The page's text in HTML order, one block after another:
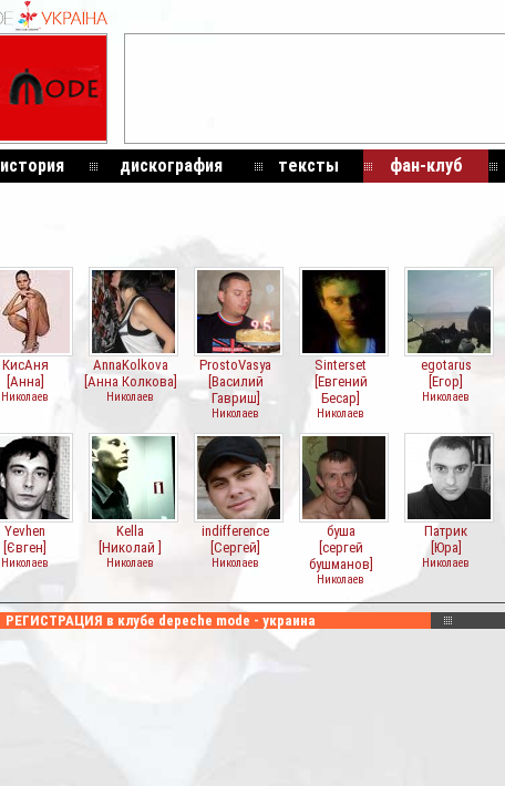
история дискография тексты фан-клуб
КисАня
[Анна]
Николаев
AnnaKolkova
[Анна Колкова]
Николаев
ProstoVasya
[Василий
Гавриш]
Николаев
Sinterset
[Евгений
Бесар]
Николаев
egotarus
[Егор]
Николаев
Yevhen
[Євген]
Николаев
Kella
[Николай ]
Николаев
indifference
[Сергей]
Николаев
буша
[сергей
бушманов]
Николаев
Патрик
[Юра]
Николаев
РЕГИСТРАЦИЯ в клубе depeche mode - украина